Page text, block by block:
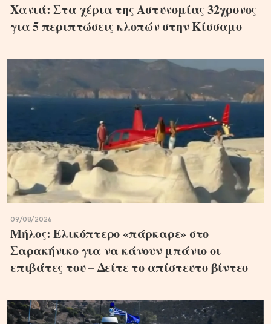
Χανιά: Στα χέρια της Αστυνομίας 32χρονος
για 5 περιπτώσεις κλοπών στην Κίσσαμο
09/08/2026
Μήλος: Ελικόπτερο «πάρκαρε» στο
Σαρακήνικο για να κάνουν μπάνιο οι
επιβάτες του – Δείτε το απίστευτο βίντεο